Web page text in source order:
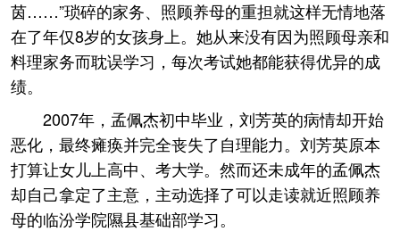
茵……”琐碎的家务、照顾养母的重担就这样无情地落
在了年仅8岁的女孩身上。她从来没有因为照顾母亲和
料理家务而耽误学习，每次考试她都能获得优异的成
绩。
2007年，孟佩杰初中毕业，刘芳英的病情却开始
恶化，最终瘫痪并完全丧失了自理能力。刘芳英原本
打算让女儿上高中、考大学。然而还未成年的孟佩杰
却自己拿定了主意，主动选择了可以走读就近照顾养
母的临汾学院隰县基础部学习。